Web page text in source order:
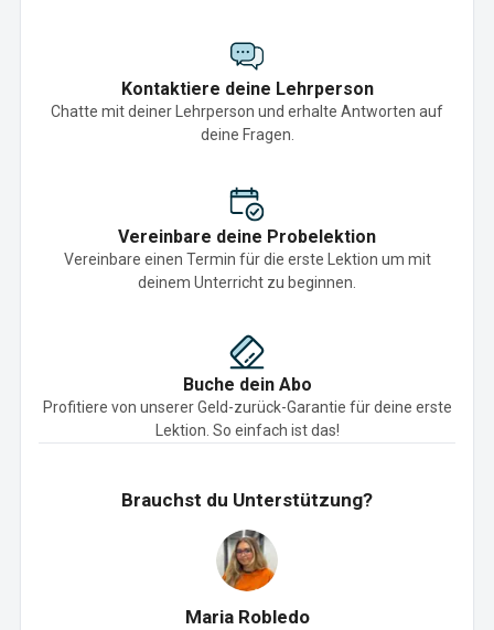
Kontaktiere deine Lehrperson
Chatte mit deiner Lehrperson und erhalte Antworten auf
deine Fragen.
Vereinbare deine Probelektion
Vereinbare einen Termin für die erste Lektion um mit
deinem Unterricht zu beginnen.
Buche dein Abo
Profitiere von unserer Geld-zurück-Garantie für deine erste
Lektion. So einfach ist das!
Brauchst du Unterstützung?
Maria Robledo